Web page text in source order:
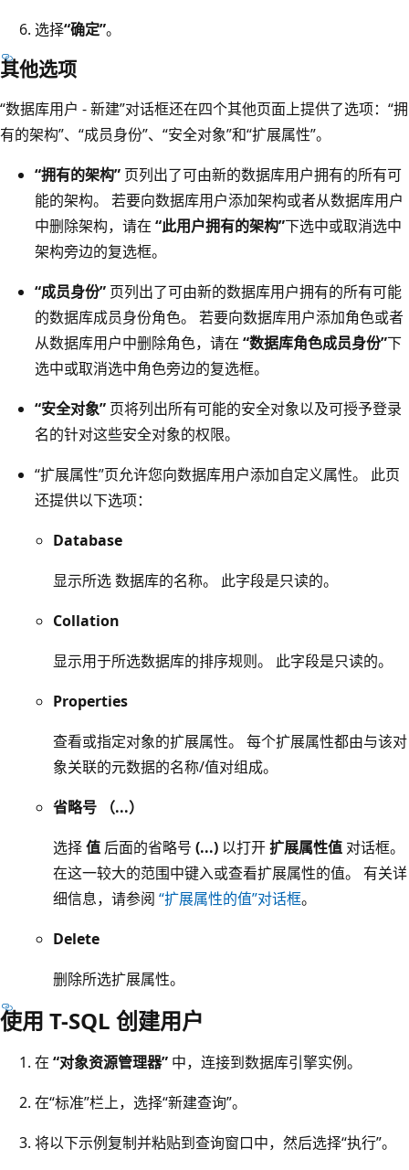
选择“确定”。
其他选项
“数据库用户 - 新建”对话框还在四个其他页面上提供了选项：“拥
有的架构”、“成员身份”、“安全对象”和“扩展属性”。
“拥有的架构” 页列出了可由新的数据库用户拥有的所有可
能的架构。 若要向数据库用户添加架构或者从数据库用户
中删除架构，请在 “此用户拥有的架构”下选中或取消选中
架构旁边的复选框。
“成员身份” 页列出了可由新的数据库用户拥有的所有可能
的数据库成员身份角色。 若要向数据库用户添加角色或者
从数据库用户中删除角色，请在 “数据库角色成员身份”下
选中或取消选中角色旁边的复选框。
“安全对象” 页将列出所有可能的安全对象以及可授予登录
名的针对这些安全对象的权限。
“扩展属性”页允许您向数据库用户添加自定义属性。 此页
还提供以下选项：
Database
显示所选 数据库的名称。 此字段是只读的。
Collation
显示用于所选数据库的排序规则。 此字段是只读的。
Properties
查看或指定对象的扩展属性。 每个扩展属性都由与该对
象关联的元数据的名称/值对组成。
省略号 （...）
选择值 后面的省略号 (...) 以打开扩展属性值 对话框。
在这一较大的范围中键入或查看扩展属性的值。 有关详
细信息，请参阅 “扩展属性的值”对话框。
Delete
删除所选扩展属性。
使用 T-SQL 创建用户
在 “对象资源管理器” 中，连接到数据库引擎实例。
在“标准”栏上，选择“新建查询”。
将以下示例复制并粘贴到查询窗口中，然后选择“执行”。